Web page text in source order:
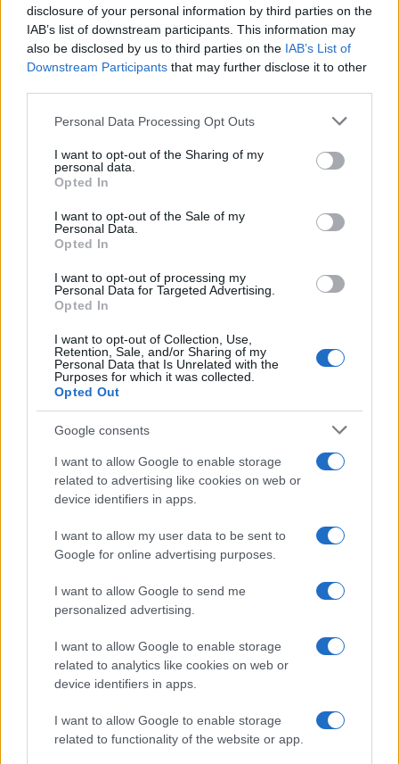
disclosure of your personal information by third parties on the
IAB’s list of downstream participants. This information may
also be disclosed by us to third parties on the IAB’s List of
Downstream Participants that may further disclose it to other
Please note that this website/app uses one or more Google
not limited to your visit or usage behaviour. You may click to
grant or deny consent to Google and its third-party tags to
use your data for below specified purposes in below Google
consent section.
Personal Data Processing Opt Outs
I want to opt-out of the Sharing of my
personal data.
Opted In
I want to opt-out of the Sale of my
Personal Data.
Opted In
I want to opt-out of processing my
Personal Data for Targeted Advertising.
Opted In
I want to opt-out of Collection, Use,
Retention, Sale, and/or Sharing of my
Personal Data that Is Unrelated with the
Purposes for which it was collected.
Opted Out
Google consents
I want to allow Google to enable storage
related to advertising like cookies on web or
device identifiers in apps.
I want to allow my user data to be sent to
Google for online advertising purposes.
I want to allow Google to send me
personalized advertising.
I want to allow Google to enable storage
related to analytics like cookies on web or
device identifiers in apps.
I want to allow Google to enable storage
related to functionality of the website or app.
Inviaci le tue segnalazioni,
i tuoi video e le tue foto
Su WhatsApp al numero +39
345 356 7512
GalluraOggi.it
daGoogle News
Condividi l'articolo
F
a
ce
b
o
k
T
w
it
te
r
Pi
n
te
re
st
W
h
at
s
A
p
p
S
a
re
Articolo precedente
Prossimo articolo
NOTIZIE RECENTI
Sangue, musica e solidarietà con Avis Olbia al
Delta Center